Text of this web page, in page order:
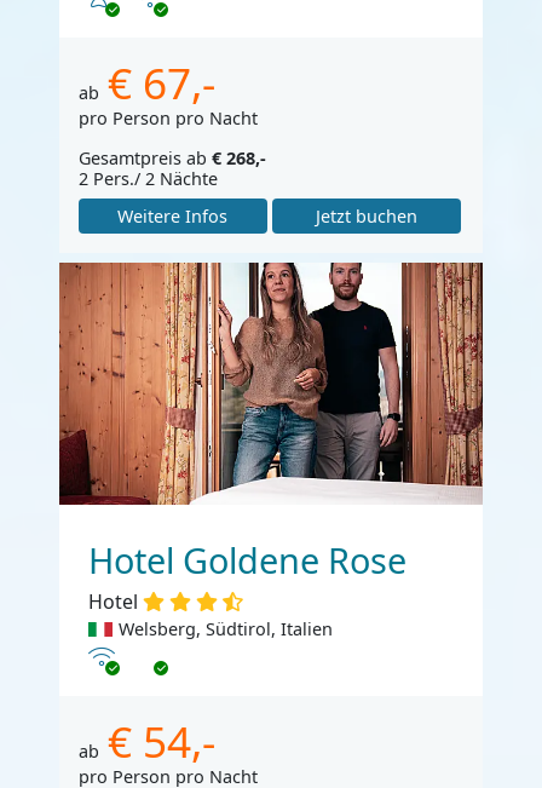
ab € 67,-
pro Person pro Nacht
Gesamtpreis ab € 268,-
2 Pers./ 2 Nächte
Weitere Infos
Jetzt buchen
Hotel Goldene Rose
Hotel
Welsberg, Südtirol, Italien
Internet
ab € 54,-
pro Person pro Nacht